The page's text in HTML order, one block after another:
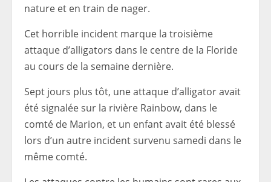
nature et en train de nager.
Cet horrible incident marque la troisième
attaque d’alligators dans le centre de la Floride
au cours de la semaine dernière.
Sept jours plus tôt, une attaque d’alligator avait
été signalée sur la rivière Rainbow, dans le
comté de Marion, et un enfant avait été blessé
lors d’un autre incident survenu samedi dans le
même comté.